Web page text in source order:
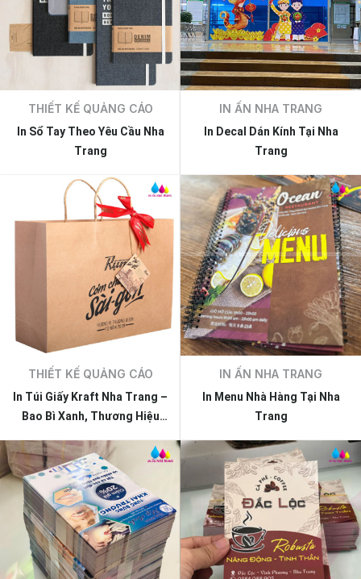
THIẾT KẾ QUẢNG CÁO
In Sổ Tay Theo Yêu Cầu Nha
Trang
IN ẤN NHA TRANG
In Decal Dán Kính Tại Nha
Trang
THIẾT KẾ QUẢNG CÁO
In Túi Giấy Kraft Nha Trang –
Bao Bì Xanh, Thương Hiệu
IN ẤN NHA TRANG
In Menu Nhà Hàng Tại Nha
Trang